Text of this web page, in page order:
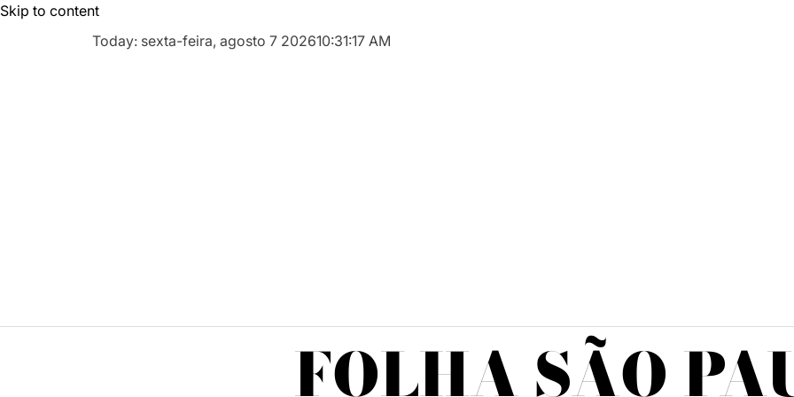
Skip to content
Today: sexta-feira, agosto 7 202610:31:18 AM
FOLHA SÃO